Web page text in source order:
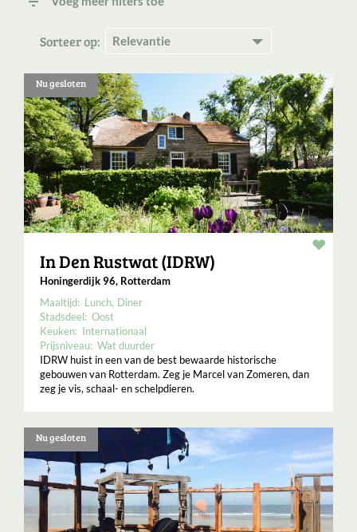
Sorteer op:
Nu gesloten
In Den Rustwat (IDRW)
Honingerdijk 96, Rotterdam
Maaltijd: Lunch Diner
Stadsdeel: Oost
Keuken: Internationaal
Prijsniveau: Wat duurder
IDRW huist in een van de best bewaarde historische
gebouwen van Rotterdam. Zeg je Marcel van Zomeren, dan
zeg je vis, schaal- en schelpdieren.
Nu gesloten